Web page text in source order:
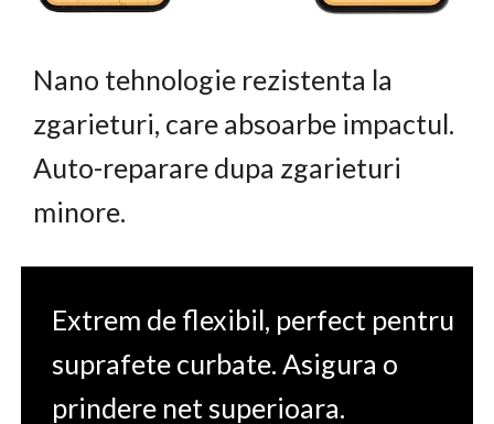
Nano tehnologie rezistenta la
zgarieturi, care absoarbe impactul.
Auto-reparare dupa zgarieturi
minore.
Extrem de flexibil, perfect pentru
suprafete curbate. Asigura o
prindere net superioara.